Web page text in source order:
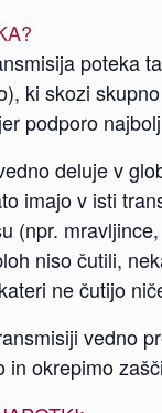
poteka
ki skozi
podporo
deluje v
imajo v isti
(npr.
niso čutili,
ne čutijo
vedno
in okrepimo